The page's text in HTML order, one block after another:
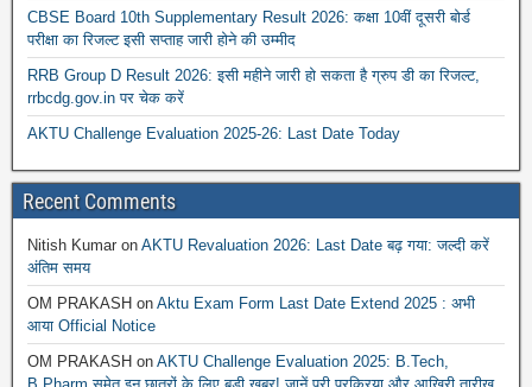
CBSE Board 10th Supplementary Result 2026: कक्षा 10वीं दूसरी बोर्ड
परीक्षा का रिजल्ट इसी सप्ताह जारी होने की उम्मीद
RRB Group D Result 2026: इसी महीने जारी हो सकता है ग्रुप डी का रिजल्ट,
rrbcdg.gov.in पर चेक करें
AKTU Challenge Evaluation 2025-26: Last Date Today
Recent Comments
Nitish Kumar on AKTU Revaluation 2026: Last Date बढ़ गया: जल्दी करें
अंतिम समय
OM PRAKASH on Aktu Exam Form Last Date Extend 2025 : अभी
आया Official Notice
OM PRAKASH on AKTU Challenge Evaluation 2025: B.Tech,